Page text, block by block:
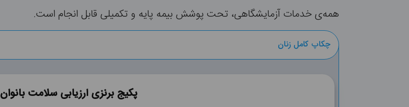
همه‌ی خدمات آزمایشگاهی، تحت پوشش بیمه پایه و تکمیلی قابل انجام است.
چکاپ کامل زنان
پکیج برنزی ارزیابی سلامت بانوان
پکیج برنزی ارزیابی سلامت بانوان